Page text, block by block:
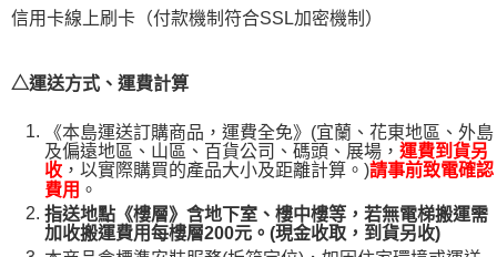
信用卡線上刷卡（付款機制符合SSL加密機制）
△運送方式、運費計算
《本島運送訂購商品，運費全免》(宜蘭、花東地區、外島
及偏遠地區、山區、百貨公司、碼頭、展場， 運費到貨另
收 ，以實際購買的產品大小及距離計算。)請事前致電確認
費用 。
指送地點《樓層》含地下室、樓中樓等，若無電梯搬運需
加收搬運費用每樓層200元。(現金收取，到貨另收)